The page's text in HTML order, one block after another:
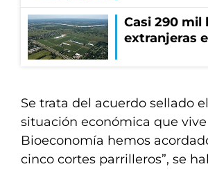
Casi 290 mil
extranjeras
Se trata del acuerdo sellado
situación económica que
Bioeconomía hemos
cinco cortes parrilleros”, se